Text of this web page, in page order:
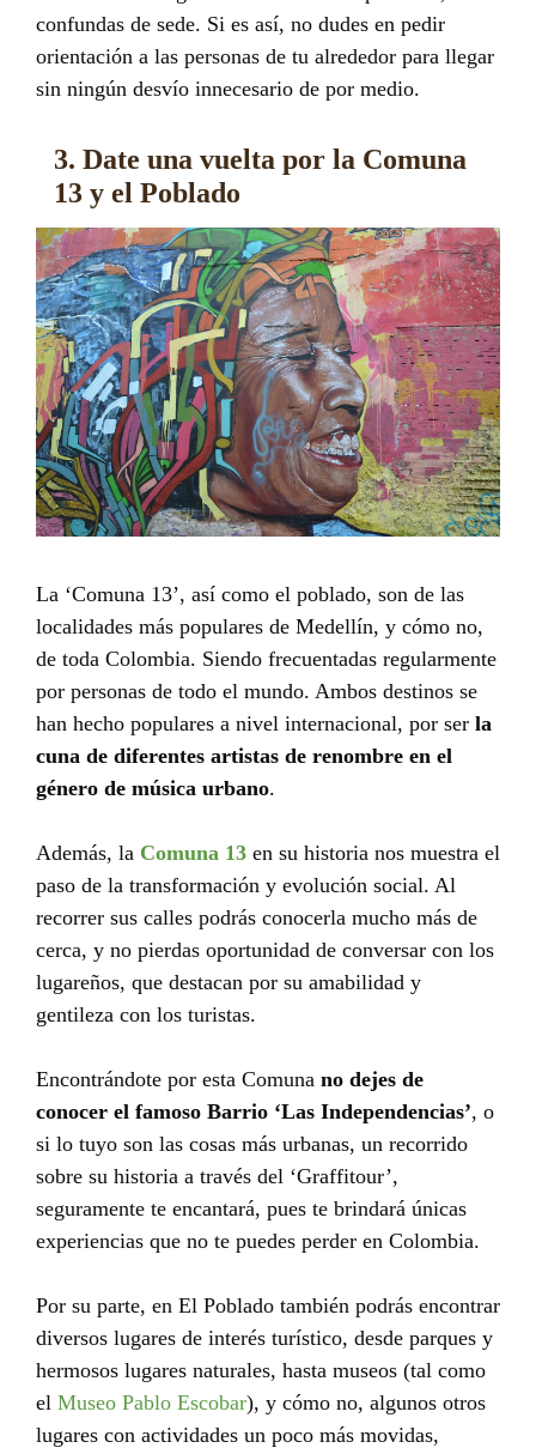
confundas de sede. Si es así, no dudes en pedir
orientación a las personas de tu alrededor para llegar
sin ningún desvío innecesario de por medio.
3. Date una vuelta por la Comuna
13 y el Poblado
La ‘Comuna 13’, así como el poblado, son de las
localidades más populares de Medellín, y cómo no,
de toda Colombia. Siendo frecuentadas regularmente
por personas de todo el mundo. Ambos destinos se
han hecho populares a nivel internacional, por ser la
cuna de diferentes artistas de renombre en el
género de música urbano.
Además, la Comuna 13 en su historia nos muestra el
paso de la transformación y evolución social. Al
recorrer sus calles podrás conocerla mucho más de
cerca, y no pierdas oportunidad de conversar con los
lugareños, que destacan por su amabilidad y
gentileza con los turistas.
Encontrándote por esta Comuna no dejes de
conocer el famoso Barrio ‘Las Independencias’, o
si lo tuyo son las cosas más urbanas, un recorrido
sobre su historia a través del ‘Graffitour’,
seguramente te encantará, pues te brindará únicas
experiencias que no te puedes perder en Colombia.
Por su parte, en El Poblado también podrás encontrar
diversos lugares de interés turístico, desde parques y
hermosos lugares naturales, hasta museos (tal como
el Museo Pablo Escobar), y cómo no, algunos otros
lugares con actividades un poco más movidas,